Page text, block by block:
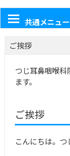
共通メニュー
ご挨拶
つじ耳鼻咽喉
ます。
ご挨拶
こんにちは。つ